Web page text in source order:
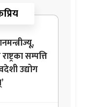
सम्पत्ति
उद्योग